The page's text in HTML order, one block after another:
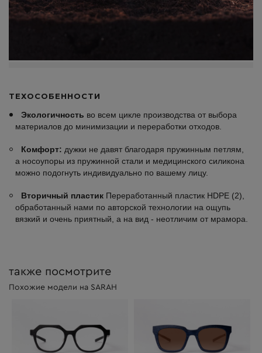
ТЕХОСОБЕННОСТИ
Экологичность во всем цикле производства от выбора
материалов до минимизации и переработки отходов.
Комфорт: дужки не давят благодаря пружинным петлям,
а носоупоры из пружинной стали и медицинского силикона
можно подогнуть индивидуально по вашему лицу.
Вторичный пластик Переработанный пластик HDPE (2),
обработанный нами по авторской технологии на ощупь
вязкий и очень приятный, а на вид - неотличим от мрамора.
также посмотрите
Похожие модели на SARAH